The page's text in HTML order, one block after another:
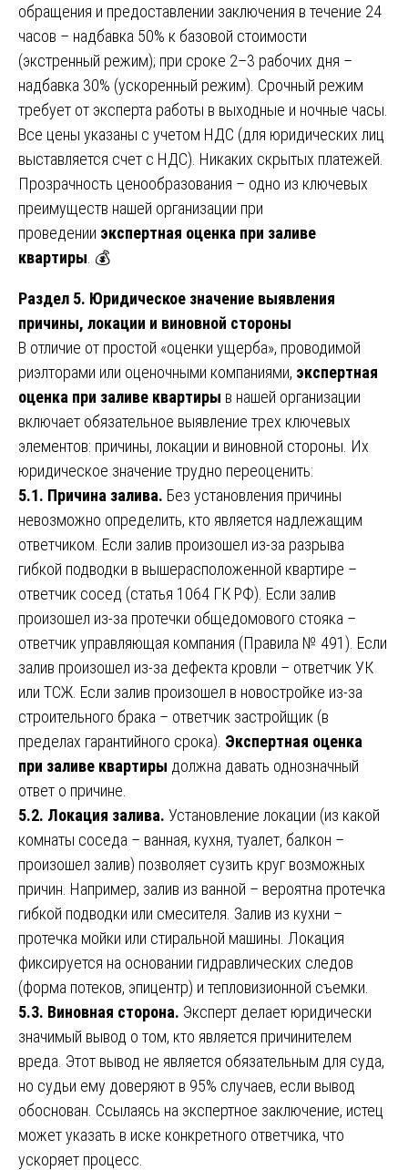
обращения и предоставлении заключения в течение 24
часов – надбавка 50% к базовой стоимости
(экстренный режим); при сроке 2–3 рабочих дня –
надбавка 30% (ускоренный режим). Срочный режим
требует от эксперта работы в выходные и ночные часы.
Все цены указаны с учетом НДС (для юридических лиц
выставляется счет с НДС). Никаких скрытых платежей.
Прозрачность ценообразования – одно из ключевых
преимуществ нашей организации при
проведении экспертная оценка при заливе
квартиры . 💰
Раздел 5. Юридическое значение выявления
причины, локации и виновной стороны
В отличие от простой «оценки ущерба», проводимой
риэлторами или оценочными компаниями, экспертная
оценка при заливе квартиры в нашей организации
включает обязательное выявление трех ключевых
элементов: причины, локации и виновной стороны. Их
юридическое значение трудно переоценить:
5.1. Причина залива. Без установления причины
невозможно определить, кто является надлежащим
ответчиком. Если залив произошел из-за разрыва
гибкой подводки в вышерасположенной квартире –
ответчик сосед (статья 1064 ГК РФ). Если залив
произошел из-за протечки общедомового стояка –
ответчик управляющая компания (Правила № 491). Если
залив произошел из-за дефекта кровли – ответчик УК
или ТСЖ. Если залив произошел в новостройке из-за
строительного брака – ответчик застройщик (в
пределах гарантийного срока). Экспертная оценка
при заливе квартиры должна давать однозначный
ответ о причине.
5.2. Локация залива. Установление локации (из какой
комнаты соседа – ванная, кухня, туалет, балкон –
произошел залив) позволяет сузить круг возможных
причин. Например, залив из ванной – вероятна протечка
гибкой подводки или смесителя. Залив из кухни –
протечка мойки или стиральной машины. Локация
фиксируется на основании гидравлических следов
(форма потеков, эпицентр) и тепловизионной съемки.
5.3. Виновная сторона. Эксперт делает юридически
значимый вывод о том, кто является причинителем
вреда. Этот вывод не является обязательным для суда,
но судьи ему доверяют в 95% случаев, если вывод
обоснован. Ссылаясь на экспертное заключение, истец
может указать в иске конкретного ответчика, что
ускоряет процесс.